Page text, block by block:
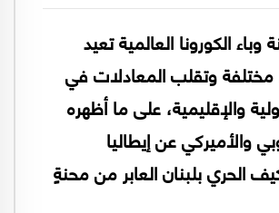
الكورونا العالمية تعيد
مختلفة وتقلب المعادلات في
والإقليمية، على ما أظهره
والأميركي عن إيطاليا
الحري بلبنان العابر من محنةٍ